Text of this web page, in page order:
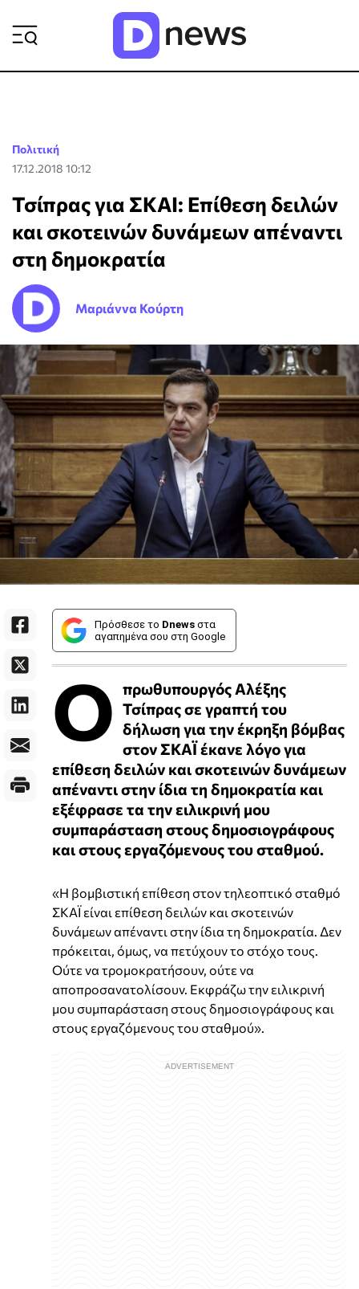
Πολιτική
17.12.2018 10:12
Τσίπρας για ΣΚΑΙ: Επίθεση δειλών
και σκοτεινών δυνάμεων απέναντι
στη δημοκρατία
Μαριάννα Κούρτη
Πρόσθεσε το Dnews στα
αγαπημένα σου στη Google
Ο πρωθυπουργός Αλέξης
Τσίπρας σε γραπτή του
δήλωση για την έκρηξη βόμβας
στον ΣΚΑΪ έκανε λόγο για
επίθεση δειλών και σκοτεινών δυνάμεων
απέναντι στην ίδια τη δημοκρατία και
εξέφρασε τα την ειλικρινή μου
συμπαράσταση στους δημοσιογράφους
και στους εργαζόμενους του σταθμού.
«Η βομβιστική επίθεση στον τηλεοπτικό σταθμό
ΣΚΑΪ είναι επίθεση δειλών και σκοτεινών
δυνάμεων απέναντι στην ίδια τη δημοκρατία. Δεν
πρόκειται, όμως, να πετύχουν το στόχο τους.
Ούτε να τρομοκρατήσουν, ούτε να
αποπροσανατολίσουν. Εκφράζω την ειλικρινή
μου συμπαράσταση στους δημοσιογράφους και
στους εργαζόμενους του σταθμού».